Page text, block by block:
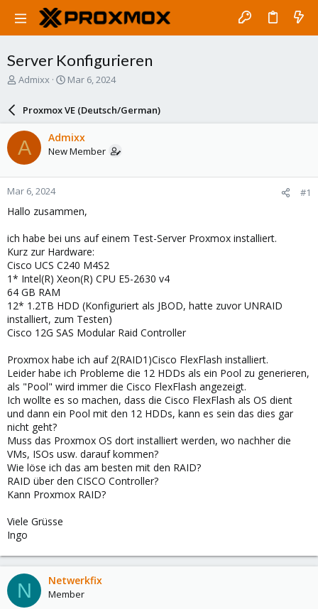
Server Konfigurieren
T
a
d
s
t
a
r
t
e
Admixx
S
a
r
d
a
e
Mar 6, 2024
Proxmox VE (Deutsch/German)
A Admixx
New Member
Mar 6, 2024 #1
Hallo zusammen,
ich habe bei uns auf einem Test-Server Proxmox installiert.
Kurz zur Hardware:
Cisco UCS C240 M4S2
1* Intel(R) Xeon(R) CPU E5-2630 v4
64 GB RAM
12* 1.2TB HDD (Konfiguriert als JBOD, hatte zuvor UNRAID
installiert, zum Testen)
Cisco 12G SAS Modular Raid Controller
Proxmox habe ich auf 2(RAID1)Cisco FlexFlash installiert.
Leider habe ich Probleme die 12 HDDs als ein Pool zu generieren,
als "Pool" wird immer die Cisco FlexFlash angezeigt.
Ich wollte es so machen, dass die Cisco FlexFlash als OS dient
und dann ein Pool mit den 12 HDDs, kann es sein das dies gar
nicht geht?
Muss das Proxmox OS dort installiert werden, wo nachher die
VMs, ISOs usw. darauf kommen?
Wie löse ich das am besten mit den RAID?
RAID über den CISCO Controller?
Kann Proxmox RAID?
Viele Grüsse
Ingo
N Netwerkfix
Member